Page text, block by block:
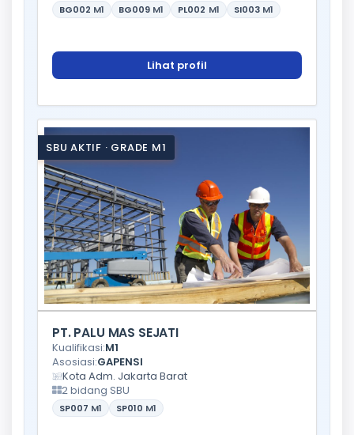
BG002 M1 BG009 M1 PL002 M1 SI003 M1
Lihat profil
SBU AKTIF · GRADE M1
PT. PALU MAS SEJATI
Kualifikasi:M1
Asosiasi:GAPENSI
Kota Adm. Jakarta Barat
2 bidang SBU
SP007 M1 SP010 M1